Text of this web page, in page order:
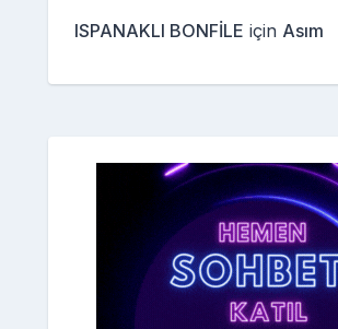
ISPANAKLI BONFİLE için Asım